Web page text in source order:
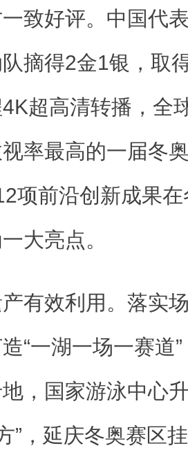
致好评。中国代
摘得2金1银，取
超高清转播，全
率最高的一届冬
项前沿创新成果
大亮点。
效利用。落实场
“一湖一场一赛道
，国家游泳中心
”，延庆冬奥赛区